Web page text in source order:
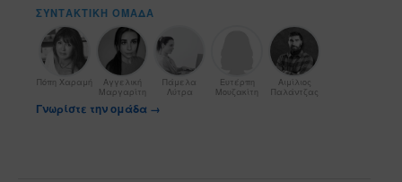
ΣΥΝΤΑΚΤΙΚΉ ΟΜΆΔΑ
Πόπη Χαραμή
Αγγελική
Μαργαρίτη
Πάμελα
Λύτρα
Ευτέρπη
Μουζακίτη
Αιμίλιος
Παλάντζας
Γνωρίστε την ομάδα →